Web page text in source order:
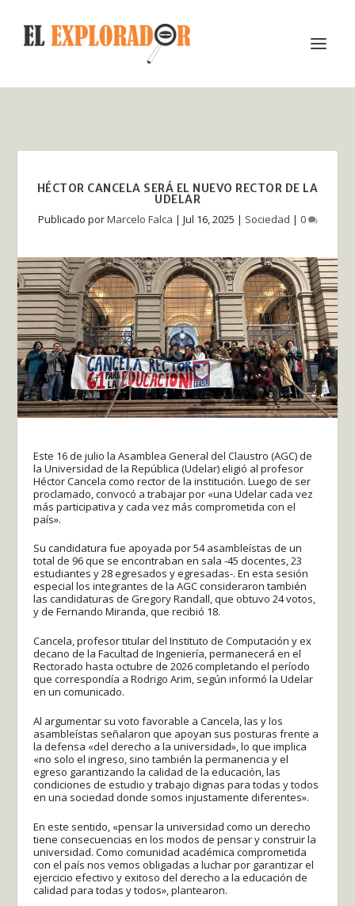
HÉCTOR CANCELA SERÁ EL NUEVO RECTOR DE LA
UDELAR
Publicado porMarcelo Falca | Jul 16, 2025 | Sociedad | 0
Este 16 de julio la Asamblea General del Claustro (AGC) de
la Universidad de la República (Udelar) eligió al profesor
Héctor Cancela como rector de la institución. Luego de ser
proclamado, convocó a trabajar por «una Udelar cada vez
más participativa y cada vez más comprometida con el
país».
Su candidatura fue apoyada por 54 asambleístas de un
total de 96 que se encontraban en sala -45 docentes, 23
estudiantes y 28 egresados y egresadas-. En esta sesión
especial los integrantes de la AGC consideraron también
las candidaturas de Gregory Randall, que obtuvo 24 votos,
y de Fernando Miranda, que recibió 18.
Cancela, profesor titular del Instituto de Computación y ex
decano de la Facultad de Ingeniería, permanecerá en el
Rectorado hasta octubre de 2026 completando el período
que correspondía a Rodrigo Arim, según informó la Udelar
en un comunicado.
Al argumentar su voto favorable a Cancela, las y los
asambleístas señalaron que apoyan sus posturas frente a
la defensa «del derecho a la universidad», lo que implica
«no solo el ingreso, sino también la permanencia y el
egreso garantizando la calidad de la educación, las
condiciones de estudio y trabajo dignas para todas y todos
en una sociedad donde somos injustamente diferentes».
En este sentido, «pensar la universidad como un derecho
tiene consecuencias en los modos de pensar y construir la
universidad. Como comunidad académica comprometida
con el país nos vemos obligadas a luchar por garantizar el
ejercicio efectivo y exitoso del derecho a la educación de
calidad para todas y todos», plantearon.